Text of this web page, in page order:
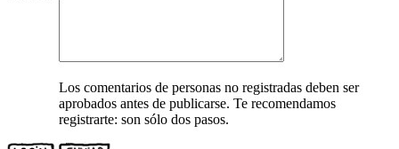
Los comentarios de personas no registradas deben ser
aprobados antes de publicarse. Te recomendamos
registrarte: son sólo dos pasos.